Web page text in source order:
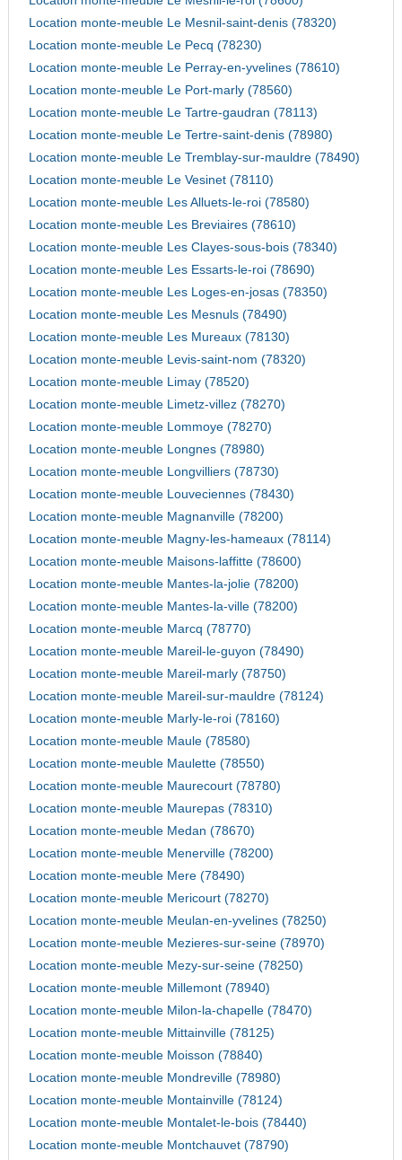
Location monte-meuble Le Mesnil-saint-denis (78320)
Location monte-meuble Le Pecq (78230)
Location monte-meuble Le Perray-en-yvelines (78610)
Location monte-meuble Le Port-marly (78560)
Location monte-meuble Le Tartre-gaudran (78113)
Location monte-meuble Le Tertre-saint-denis (78980)
Location monte-meuble Le Tremblay-sur-mauldre (78490)
Location monte-meuble Le Vesinet (78110)
Location monte-meuble Les Alluets-le-roi (78580)
Location monte-meuble Les Breviaires (78610)
Location monte-meuble Les Clayes-sous-bois (78340)
Location monte-meuble Les Essarts-le-roi (78690)
Location monte-meuble Les Loges-en-josas (78350)
Location monte-meuble Les Mesnuls (78490)
Location monte-meuble Les Mureaux (78130)
Location monte-meuble Levis-saint-nom (78320)
Location monte-meuble Limay (78520)
Location monte-meuble Limetz-villez (78270)
Location monte-meuble Lommoye (78270)
Location monte-meuble Longnes (78980)
Location monte-meuble Longvilliers (78730)
Location monte-meuble Louveciennes (78430)
Location monte-meuble Magnanville (78200)
Location monte-meuble Magny-les-hameaux (78114)
Location monte-meuble Maisons-laffitte (78600)
Location monte-meuble Mantes-la-jolie (78200)
Location monte-meuble Mantes-la-ville (78200)
Location monte-meuble Marcq (78770)
Location monte-meuble Mareil-le-guyon (78490)
Location monte-meuble Mareil-marly (78750)
Location monte-meuble Mareil-sur-mauldre (78124)
Location monte-meuble Marly-le-roi (78160)
Location monte-meuble Maule (78580)
Location monte-meuble Maulette (78550)
Location monte-meuble Maurecourt (78780)
Location monte-meuble Maurepas (78310)
Location monte-meuble Medan (78670)
Location monte-meuble Menerville (78200)
Location monte-meuble Mere (78490)
Location monte-meuble Mericourt (78270)
Location monte-meuble Meulan-en-yvelines (78250)
Location monte-meuble Mezieres-sur-seine (78970)
Location monte-meuble Mezy-sur-seine (78250)
Location monte-meuble Millemont (78940)
Location monte-meuble Milon-la-chapelle (78470)
Location monte-meuble Mittainville (78125)
Location monte-meuble Moisson (78840)
Location monte-meuble Mondreville (78980)
Location monte-meuble Montainville (78124)
Location monte-meuble Montalet-le-bois (78440)
Location monte-meuble Montchauvet (78790)